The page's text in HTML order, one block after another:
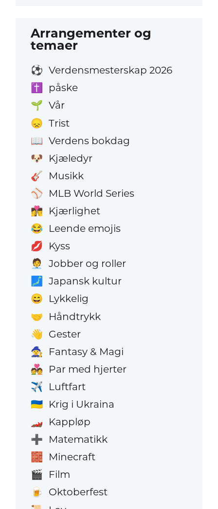
Arrangementer og
temaer
⚽ Verdensmesterskap 2026
✝️ påske
🌱 Vår
😞 Trist
📖 Verdens bokdag
🐶 Kjæledyr
🎸 Musikk
⚾ MLB World Series
👩‍❤️‍💋‍👨 Kjærlighet
😂 Leende emojis
💋 Kyss
🧑‍💼 Jobber og roller
🗾 Japansk kultur
😄 Lykkelig
🤝 Håndtrykk
👋 Gester
🧙 Fantasy & Magi
💑 Par med hjerter
✈️ Luftfart
🇺🇦 Krig i Ukraina
🏎️ Kappløp
➕ Matematikk
🧱 Minecraft
🎬 Film
🍺 Oktoberfest